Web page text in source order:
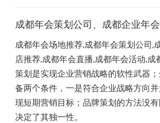
成都年会策划公司、成都企业年
策划、成都年会节目表演、成都
会活动策划公司、成都年会布置
建公司，成都年会节目表演，年
策划方案详细流程，年会策划，
礼品，年会祝福语
成都年会场地推荐,成都年会策划公司,
店推荐,成都年会直播,成都年会活动,
策划是实现企业营销战略的软性武器
备两个条件，一是符合企业战略方向
现短期营销目标；品牌策划的方法没
决定了其独一性。